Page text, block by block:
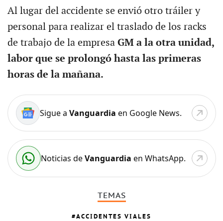
Al lugar del accidente se envió otro tráiler y
personal para realizar el traslado de los racks
de trabajo de la empresaGM a la otra unidad,
labor que se prolongó hasta las primeras
horas de la mañana.
Sigue a Vanguardia en Google News.
Noticias deVanguardia en WhatsApp.
TEMAS
ACCIDENTES VIALES